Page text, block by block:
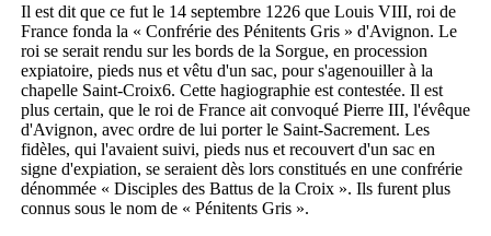
Il est dit que ce fut le 14 septembre 1226 que Louis VIII, roi de
France fonda la « Confrérie des Pénitents Gris » d'Avignon. Le
roi se serait rendu sur les bords de la Sorgue, en procession
expiatoire, pieds nus et vêtu d'un sac, pour s'agenouiller à la
chapelle Saint-Croix6. Cette hagiographie est contestée. Il est
plus certain, que le roi de France ait convoqué Pierre III, l'évêque
d'Avignon, avec ordre de lui porter le Saint-Sacrement. Les
fidèles, qui l'avaient suivi, pieds nus et recouvert d'un sac en
signe d'expiation, se seraient dès lors constitués en une confrérie
dénommée « Disciples des Battus de la Croix ». Ils furent plus
connus sous le nom de « Pénitents Gris ».